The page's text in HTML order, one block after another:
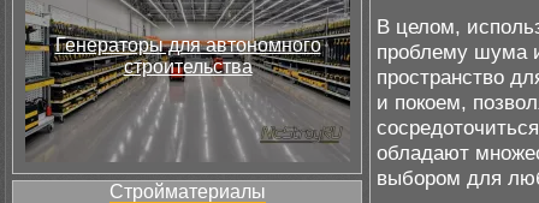
Генераторы для автономного
строительства
Стройматериалы
В целом,
проблему шума
пространство
и покоем,
обладают
выбором для